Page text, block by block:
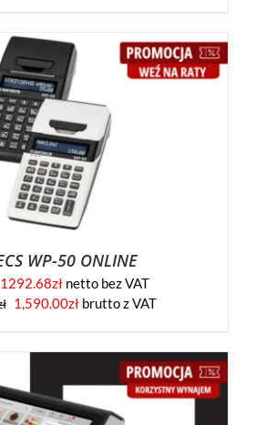
WP-50 ONLINE
1292.68zł netto bez VAT
1,590.00złbrutto z VAT